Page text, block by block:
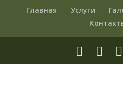
Главная Услуги